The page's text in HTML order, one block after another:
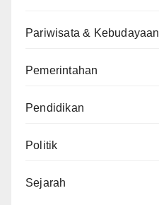
Pariwisata & Kebudayaan
Pemerintahan
Pendidikan
Politik
Sejarah